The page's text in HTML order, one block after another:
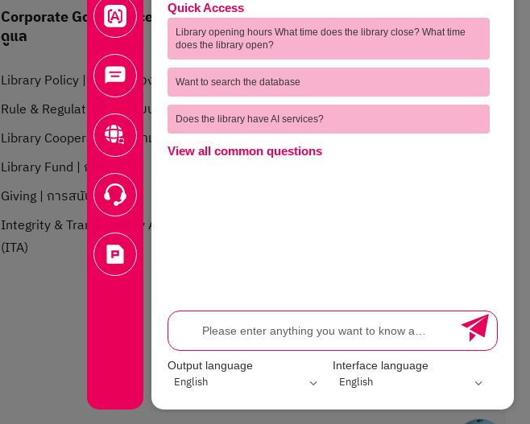
Corporate Governance | การกำกับ
ดูแล
Library Policy | นโยบายห้องสมุด
Rule & Regulation | ระเบียบข้อบังคับ
Library Cooperation | ความร่วมมือ
Library Fund | กองทุน
Giving | การสนับสนุน
Integrity & Transparency Assessment
(ITA)
Feedback | ความคิดเห็นของผู้ใช้
บริการ
Complain | ร้องเรียน
Voice of Customer | ชมเชยและเสนอแนะ
Direct Complain | สายตรงผู้อำนวยการ
Quick Access
Library opening hours What time does the library close? What time
does the library open?
Want to search the database
Does the library have AI services?
View all common questions
Output language Interface language